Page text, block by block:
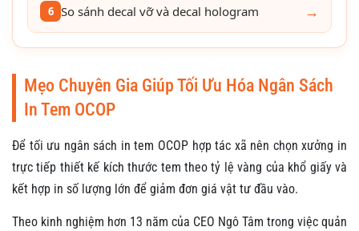
6 So sánh decal vỡ và decal hologram →
Mẹo Chuyên Gia Giúp Tối Ưu Hóa Ngân Sách
In Tem OCOP
Để tối ưu ngân sách in tem OCOP hợp tác xã nên chọn xưởng in
trực tiếp thiết kế kích thước tem theo tỷ lệ vàng của khổ giấy và
kết hợp in số lượng lớn để giảm đơn giá vật tư đầu vào.
Theo kinh nghiệm hơn 13 năm của CEO Ngô Tâm trong việc quản